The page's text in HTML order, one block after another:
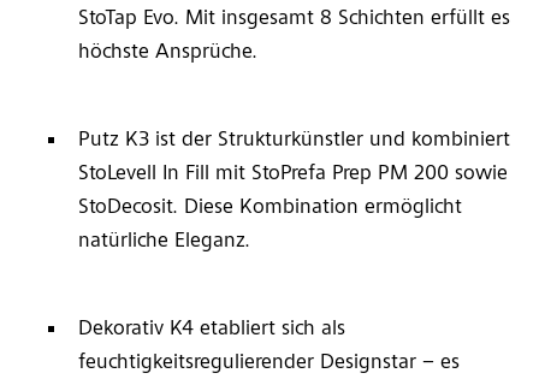
StoTap Evo. Mit insgesamt 8 Schichten erfüllt es
höchste Ansprüche.
Putz K3 ist der Strukturkünstler und kombiniert
StoLevell In Fill mit StoPrefa Prep PM 200 sowie
StoDecosit. Diese Kombination ermöglicht
natürliche Eleganz.
Dekorativ K4 etabliert sich als
feuchtigkeitsregulierender Designstar – es